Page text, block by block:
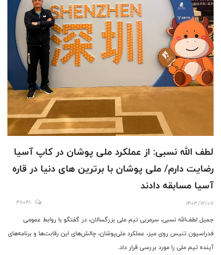
لطف الله نسبی: از عملکرد ملی پوشان در کاپ آسیا
رضایت دارم/ ملی پوشان با برترین های دنیا در قاره
آسیا مسابقه دادند
1403/12/07
46041
جمیل لطف‌الله نسبی، سرمربی تیم ملی بزرگسالان، در گفتگو با روابط عمومی
فدراسیون تنیس روی میز، عملکرد ملی‌پوشان، چالش‌های این رقابت‌ها و برنامه‌های
آینده تیم ملی را مورد بررسی قرار داد.